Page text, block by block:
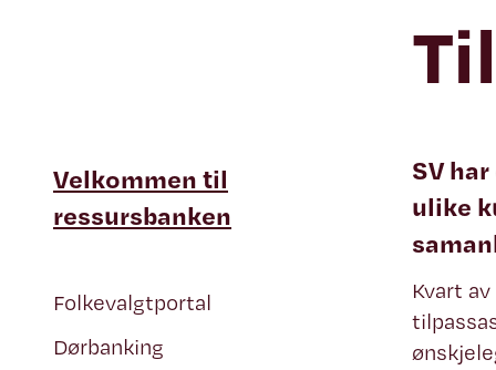
Velkommen til
ressursbanken
Folkevalgtportal
Dørbanking
SV
ulike
Kvart